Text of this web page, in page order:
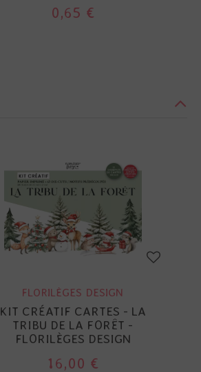
0,65 €
FLORILÈGES DESIGN
KIT CRÉATIF CARTES - LA
TRIBU DE LA FORÊT -
FLORILÈGES DESIGN
16,00 €